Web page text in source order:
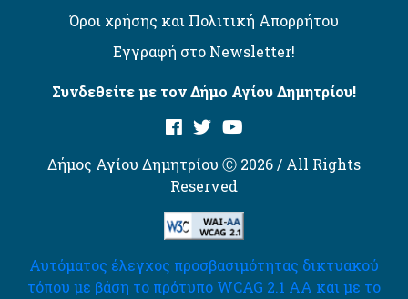
Όροι χρήσης και Πολιτική Απορρήτου
Εγγραφή στο Newsletter!
Συνδεθείτε με τον Δήμο Αγίου Δημητρίου!
Δήμος Αγίου Δημητρίου Ⓒ 2026 / All Rights
Reserved
Αυτόματος έλεγχος προσβασιμότητας δικτυακού
τόπου με βάση το πρότυπο WCAG 2.1 AA και με το